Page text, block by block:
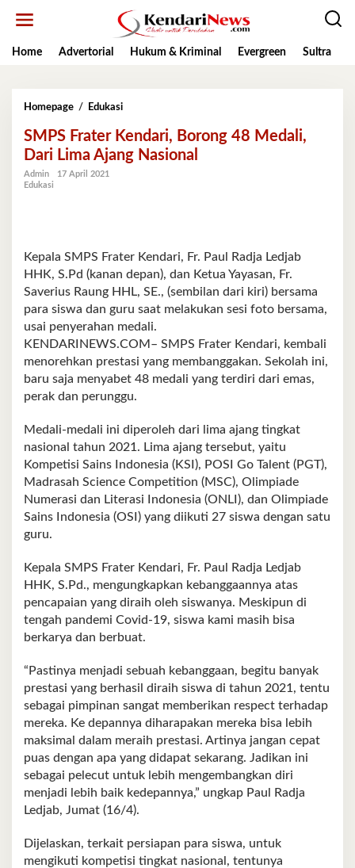
Home
Advertorial Hukum & Kriminal Evergreen Sultra
Homepage / EdukasiSMPS
Kendari,
Borong
48
SMPS Frater Kendari, Borong 48 Medali,
Dari Lima Ajang Nasional
Admin
17 April 2021
Edukasi
Kepala SMPS Frater Kendari, Fr. Paul Radja Ledjab
HHK, S.Pd (kanan depan), dan Ketua Yayasan, Fr.
Saverius Raung HHL, SE., (sembilan dari kiri) bersama
para siswa dan guru saat melakukan sesi foto bersama,
usai penyerahan medali.
KENDARINEWS.COM– SMPS Frater Kendari, kembali
menorehkan prestasi yang membanggakan. Sekolah ini,
baru saja menyabet 48 medali yang terdiri dari emas,
perak dan perunggu.
Medali-medali ini diperoleh dari lima ajang tingkat
nasional tahun 2021. Lima ajang tersebut, yaitu
Kompetisi Sains Indonesia (KSI), POSI Go Talent (PGT),
Madrasah Science Competition (MSC), Olimpiade
Numerasi dan Literasi Indonesia (ONLI), dan Olimpiade
Sains Indonesia (OSI) yang diikuti 27 siswa dengan satu
guru.
Kepala SMPS Frater Kendari, Fr. Paul Radja Ledjab
HHK, S.Pd., mengungkapkan kebanggaannya atas
pencapaian yang diraih oleh siswanya. Meskipun di
tengah pandemi Covid-19, siswa kami masih bisa
berkarya dan berbuat.
“Pastinya menjadi sebuah kebanggaan, begitu banyak
prestasi yang berhasil diraih siswa di tahun 2021, tentu
sebagai pimpinan sangat memberikan respect terhadap
mereka. Ke depannya diharapakan mereka bisa lebih
maksimal dalam meraih prestasi. Artinya jangan cepat
puas dengan apa yang didapat sekarang. Jadikan ini
sebagai pelecut untuk lebih mengembangkan diri
menjadi lebih baik kedepannya,” ungkap Paul Radja
Ledjab, Jumat (16/4).
Dijelaskan, terkait persiapan para siswa, untuk
mengikuti kompetisi tingkat nasional, tentunya